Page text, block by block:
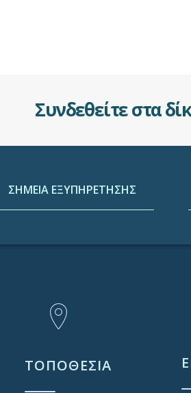
Συνδεθείτε στα
ΣΗΜΕΙΑ ΕΞΥΠΗΡΕΤΗΣΗΣ
ΤΟΠΟΘΕΣΙΑ